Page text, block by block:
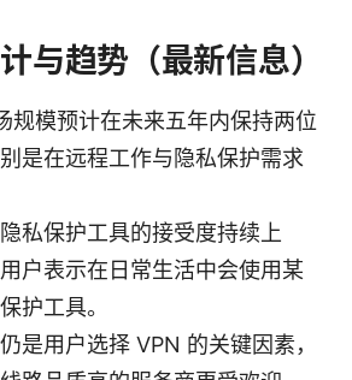
与趋势（最新信息）
规模预计在未来五年内保持两位
是在远程工作与隐私保护需求
私保护工具的接受度持续上
户表示在日常生活中会使用某
护工具。
是用户选择 VPN 的关键因素，